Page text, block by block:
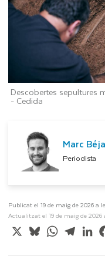
Descobertes sepultures
- Cedida
Marc
Periodista
Publicat el 19 de maig de 2026 a
Actualitzat el 19 de maig de 2026
X BlueskyWhatsApp